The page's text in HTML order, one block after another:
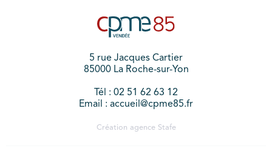
5 rue Jacques Cartier
85000 La Roche-sur-Yon
Tél : 02 51 62 63 12
Email : accueil@cpme85.fr
Création agence Stafe